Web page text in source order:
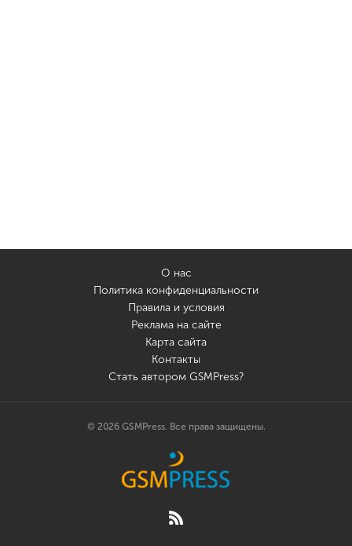
О нас
Политика конфиденциальности
Правила и условия
Реклама на сайте
Карта сайта
Контакты
Стать автором GSMPress?
© 2026 GSMPress. Все права защищены.